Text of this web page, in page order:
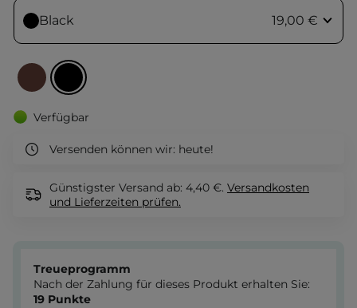
Black 19,00 €
Verfügbar
Versenden können wir: heute!
Günstigster Versand ab: 4,40 €. Versandkosten
und Lieferzeiten prüfen.
Treueprogramm
Nach der Zahlung für dieses Produkt erhalten Sie:
19 Punkte